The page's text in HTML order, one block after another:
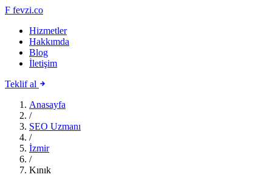
F fevzi.co
Hizmetler
Hakkımda
Blog
İletişim
Teklif al
Anasayfa
/
SEO Uzmanı
/
İzmir
/
Kınık